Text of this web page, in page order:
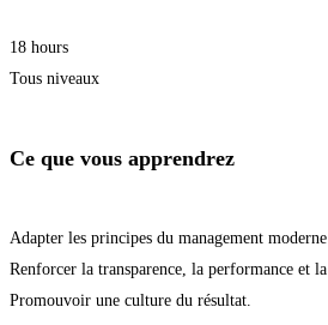
18 hours
Tous niveaux
Ce que vous apprendrez
Adapter les principes du management
Renforcer la transparence, la performance et
Promouvoir une culture du résultat.